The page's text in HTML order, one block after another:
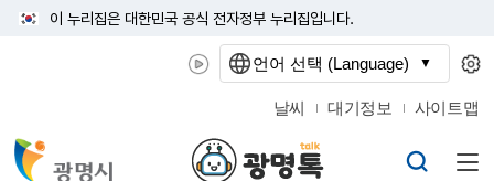
이 누리집은 대한민국 공식 전자정부 누리집입니다.
날씨 대기정보 사이트맵
언어 선택 (Language)